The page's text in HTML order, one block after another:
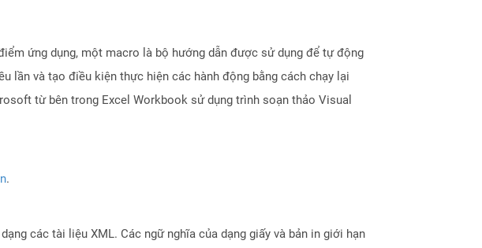
ứng dụng, một macro là bộ hướng dẫn được sử dụng để tự động
lần và tạo điều kiện thực hiện các hành động bằng cách chạy lại
từ bên trong Excel Workbook sử dụng trình soạn thảo Visual
.
các tài liệu XML. Các ngữ nghĩa của dạng giấy và bản in giới hạn